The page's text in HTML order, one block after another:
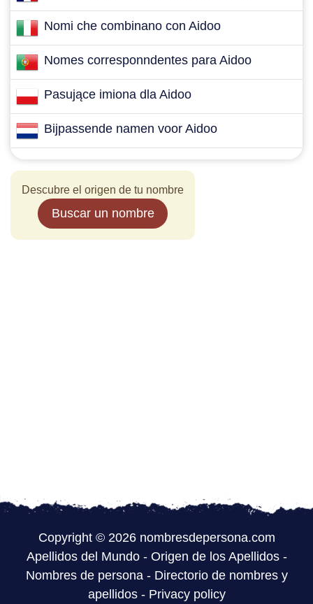
Nomi che combinano con Aidoo
Nomes corresponndentes para Aidoo
Pasujące imiona dla Aidoo
Bijpassende namen voor Aidoo
Descubre el origen de tu nombre
Buscar un nombre
Copyright © 2026 nombresdepersona.com
Apellidos del Mundo- Origen de los Apellidos-
Nombres de persona- Directorio de nombres y
apellidos- Privacy policy